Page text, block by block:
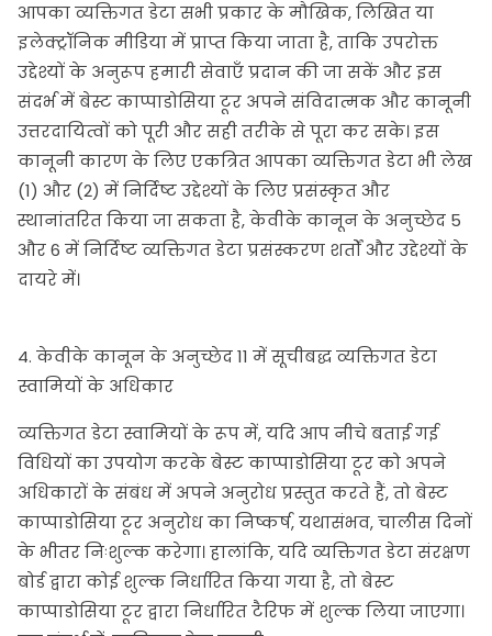
आपका व्यक्तिगत डेटा सभी प्रकार के मौखिक, लिखित या
इलेक्ट्रॉनिक मीडिया में प्राप्त किया जाता है, ताकि उपरोक्त
उद्देश्यों के अनुरूप हमारी सेवाएँ प्रदान की जा सकें और इस
संदर्भ में बेस्ट काप्पाडोसिया टूर अपने संविदात्मक और कानूनी
उत्तरदायित्वों को पूरी और सही तरीके से पूरा कर सके। इस
कानूनी कारण के लिए एकत्रित आपका व्यक्तिगत डेटा भी लेख
(1) और (2) में निर्दिष्ट उद्देश्यों के लिए प्रसंस्कृत और
स्थानांतरित किया जा सकता है, केवीके कानून के अनुच्छेद 5
और 6 में निर्दिष्ट व्यक्तिगत डेटा प्रसंस्करण शर्तों और उद्देश्यों के
दायरे में।
4. केवीके कानून के अनुच्छेद 11 में सूचीबद्ध व्यक्तिगत डेटा
स्वामियों के अधिकार
व्यक्तिगत डेटा स्वामियों के रूप में, यदि आप नीचे बताई गई
विधियों का उपयोग करके बेस्ट काप्पाडोसिया टूर को अपने
अधिकारों के संबंध में अपने अनुरोध प्रस्तुत करते हैं, तो बेस्ट
काप्पाडोसिया टूर अनुरोध का निष्कर्ष, यथासंभव, चालीस दिनों
के भीतर निःशुल्क करेगा। हालांकि, यदि व्यक्तिगत डेटा संरक्षण
बोर्ड द्वारा कोई शुल्क निर्धारित किया गया है, तो बेस्ट
काप्पाडोसिया टूर द्वारा निर्धारित टैरिफ में शुल्क लिया जाएगा।